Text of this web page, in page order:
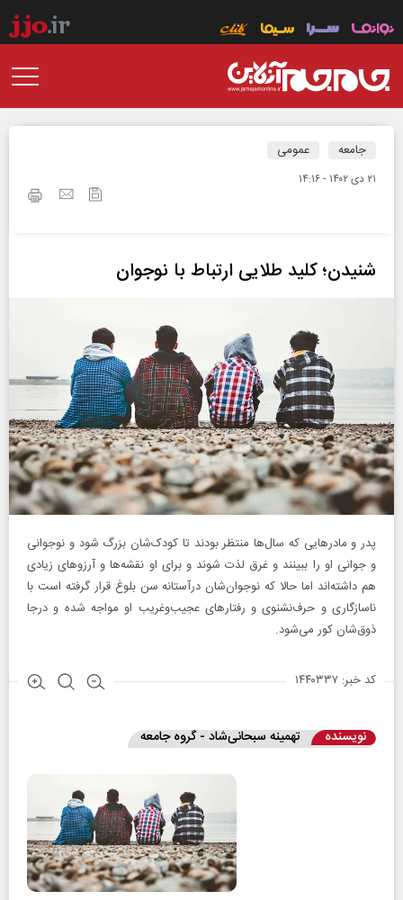
جامعه عمومی
۲۱ دی ۱۴۰۲ - ۱۴:۱۶
شنیدن؛ کلید طلایی ارتباط با نوجوان
پدر و مادرهایی که سال‌ها منتظر بودند تا کودک‌شان بزرگ شود و نوجوانی
و جوانی او را ببینند و غرق لذت شوند و برای او نقشه‌ها و آرزوهای زیادی
هم داشته‌اند اما حالا که نوجوان‌شان درآستانه سن بلوغ قرار گرفته است با
ناسازگاری و حرف‌نشنوی و رفتارهای عجیب‌وغریب او مواجه شده و درجا
ذوق‌شان کور می‌شود.
کد خبر: ۱۴۴۰۳۳۷
نویسنده تهمینه سبحانی‌شاد - گروه جامعه